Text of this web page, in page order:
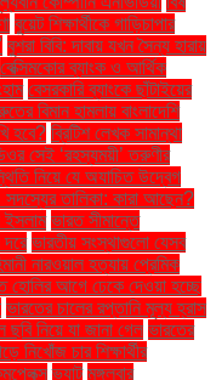
বুয়েট শিক্ষার্থীকে গাড়িচাপার
বুশরা বিবি: দাবায় যখন সৈন্য হারায়
বেক্সিমকোর ব্যাংক ও আর্থিক
বেসরকারি ব্যাংকে ছাঁটাইয়ের
বিমান হামলায় বাংলাদেশি
হবে? ব্রিটিশ লেখক সামান্থা
সেই ‘রহস্যময়ী’ তরুণীর
নিয়ে যে অযাচিত উদ্বেগ
সদস্যের তালিকা: কারা আছেন?
ইসলাম ভারত সীমান্তে
দরে ভারতীয় সংস্থাগুলো যেসব
নারওয়াল হত্যায় প্রেমিক
হোলির আগে ঢেকে দেওয়া হচ্ছে
ভারতের চালের রপ্তানি মূল্য হ্রাস
ছবি নিয়ে যা জানা গেল ভারতের
নিখোঁজ চার শিক্ষার্থীর
ভ্যাট মঙ্গলবার